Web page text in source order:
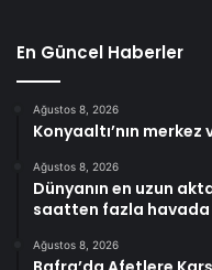
En Güncel Haberler
Ağustos 8, 2026
Konyaaltı’nın
Ağustos 8, 2026
Dünyanın en uzun
saatten fazla havada
Ağustos 8, 2026